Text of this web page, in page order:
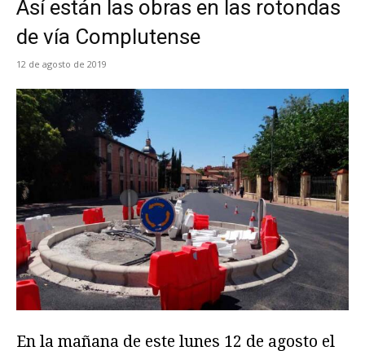
Así están las obras en las rotondas
de vía Complutense
12 de agosto de 2019
En la mañana de este lunes 12 de agosto el